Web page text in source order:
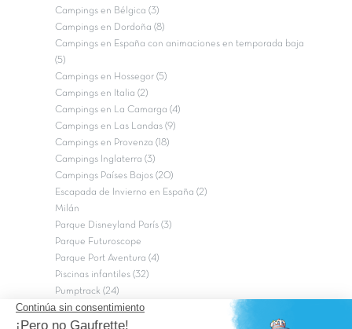
Campings en Bélgica (3)
Campings en Dordoña (8)
Campings en España con animaciones en temporada baja
(5)
Campings en Hossegor (5)
Campings en Italia (2)
Campings en La Camarga (4)
Campings en Las Landas (9)
Campings en Provenza (18)
Campings Inglaterra (3)
Campings Países Bajos (20)
Escapada de Invierno en España (2)
Milán
Parque Disneyland París (3)
Parque Futuroscope
Parque Port Aventura (4)
Piscinas infantiles (32)
Pumptrack (24)
Puy du Fou (2)
Roma